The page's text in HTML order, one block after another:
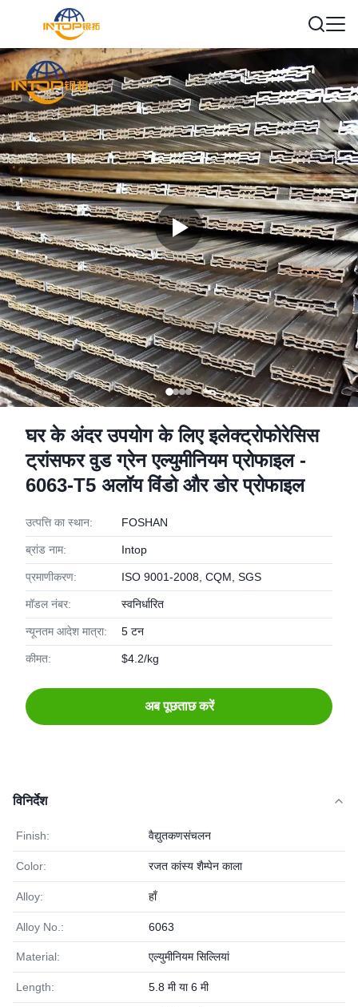
घर के अंदर उपयोग के लिए इलेक्ट्रोफोरेसिस
ट्रांसफर वुड ग्रेन एल्युमीनियम प्रोफाइल -
6063-T5 अलॉय विंडो और डोर प्रोफाइल
उत्पत्ति का स्थान: FOSHAN
ब्रांड नाम: Intop
प्रमाणीकरण: ISO 9001-2008, CQM, SGS
मॉडल नंबर: स्वनिर्धारित
न्यूनतम आदेश मात्रा: 5 टन
कीमत: $4.2/kg
अब पूछताछ करें
विनिर्देश
Finish: वैद्युतकणसंचलन
Color: रजत कांस्य शैम्पेन काला
Alloy: हाँ
Alloy No.: 6063
Material: एल्युमीनियम सिल्लियां
Length: 5.8 मी या 6 मी